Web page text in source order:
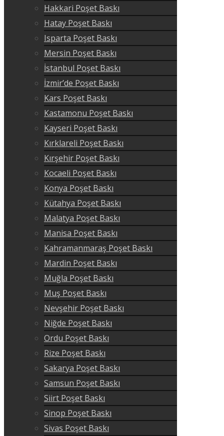
Hakkari Poşet Baskı
Hatay Poşet Baskı
Isparta Poşet Baskı
Mersin Poşet Baskı
İstanbul Poşet Baskı
İzmir’de Poşet Baskı
Kars Poşet Baskı
Kastamonu Poşet Baskı
Kayseri Poşet Baskı
Kırklareli Poşet Baskı
Kırşehir Poşet Baskı
Kocaeli Poşet Baskı
Konya Poşet Baskı
Kütahya Poşet Baskı
Malatya Poşet Baskı
Manisa Poşet Baskı
Kahramanmaraş Poşet Baskı
Mardin Poşet Baskı
Muğla Poşet Baskı
Muş Poşet Baskı
Nevşehir Poşet Baskı
Niğde Poşet Baskı
Ordu Poşet Baskı
Rize Poşet Baskı
Sakarya Poşet Baskı
Samsun Poşet Baskı
Siirt Poşet Baskı
Sinop Poşet Baskı
Sivas Poşet Baskı